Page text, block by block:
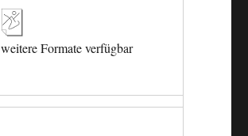
weitere Formate verfügbar